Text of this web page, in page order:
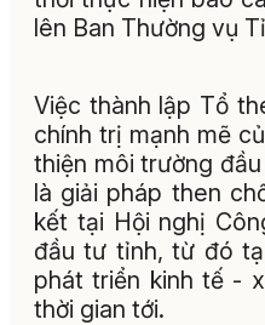
lên Ban Thường vụ
Việc thành lập Tổ
chính trị mạnh mẽ
thiện môi trường
là giải pháp then
kết tại Hội nghị
đầu tư tỉnh, từ đó
phát triển kinh tế -
thời gian tới.